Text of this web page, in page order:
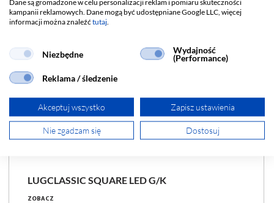
LUGCLASSIC SQUARE LED G/K
ZOBACZ
Dane są gromadzone w celu personalizacji reklam i pomiaru skuteczności
kampanii reklamowych. Dane mogą być udostępniane Google LLC, więcej
informacji można znaleźć tutaj
Niezbędne Wydajność
(Performance)
Reklama / śledzenie
Akceptuj wszystko Zapisz ustawienia
Nie zgadzam się Dostosuj